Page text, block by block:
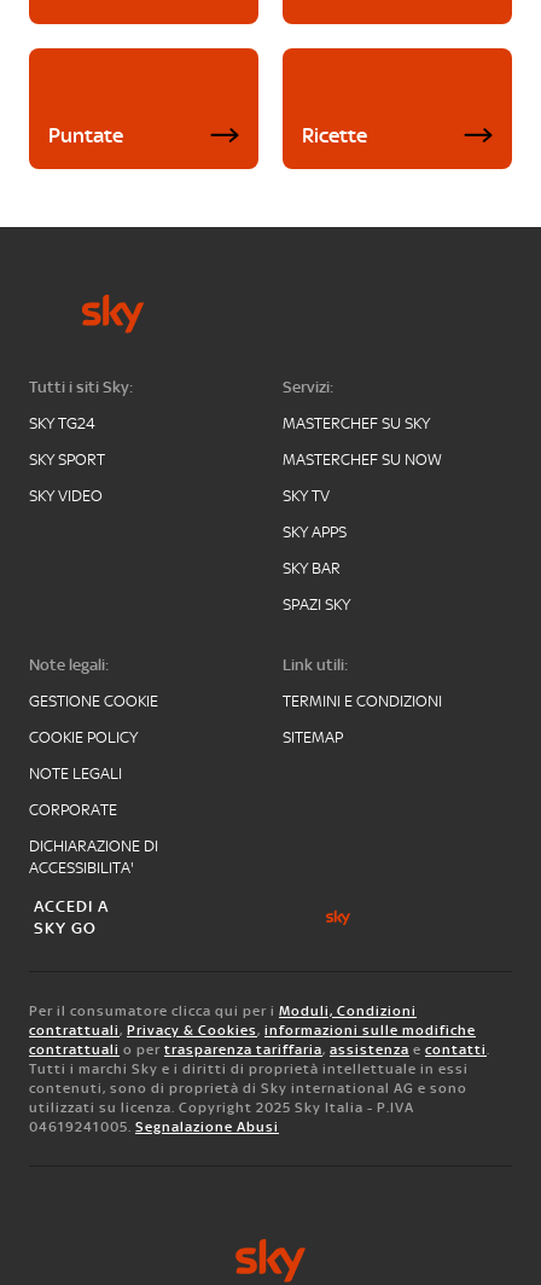
Puntate Ricette
Tutti i siti Sky:
SKY TG24
SKY SPORT
SKY VIDEO
Servizi:
MASTERCHEF SU SKY
MASTERCHEF SU NOW
SKY TV
SKY APPS
SKY BAR
SPAZI SKY
Note legali:
GESTIONE COOKIE
COOKIE POLICY
NOTE LEGALI
CORPORATE
DICHIARAZIONE DI
ACCESSIBILITA'
Link utili:
TERMINI E CONDIZIONI
SITEMAP
ACCEDI A
SKY GO
Per il consumatore clicca qui per i Moduli, Condizioni
contrattuali, Privacy & Cookies, informazioni sulle modifiche
contrattuali o per trasparenza tariffaria, assistenza e contatti.
Tutti i marchi Sky e i diritti di proprietà intellettuale in essi
contenuti, sono di proprietà di Sky international AG e sono
utilizzati su licenza. Copyright 2025 Sky Italia - P.IVA
04619241005. Segnalazione Abusi